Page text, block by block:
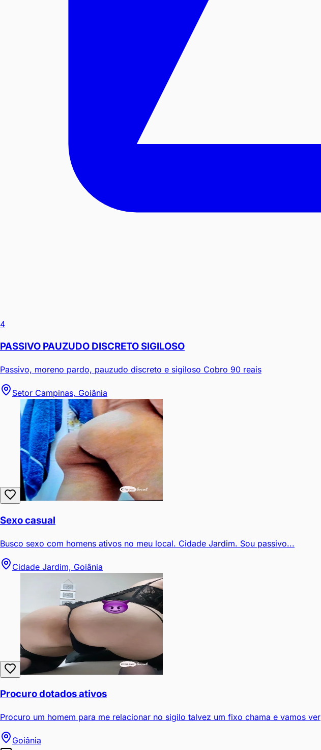
4
PASSIVO PAUZUDO DISCRETO SIGILOSO
Passivo, moreno pardo, pauzudo discreto e sigiloso Cobro 90 reais
Setor Campinas, Goiânia
Sexo casual
Busco sexo com homens ativos no meu local. Cidade Jardim. Sou passivo...
Cidade Jardim, Goiânia
Procuro dotados ativos
Procuro um homem para me relacionar no sigilo talvez um fixo chama e vamos ver
Goiânia